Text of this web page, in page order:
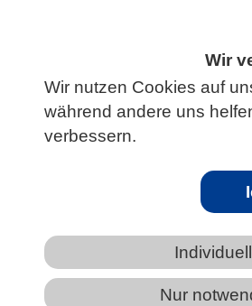
Wir
Wir nutzen Cookies auf
während andere uns
verbessern.
Nur
LANDESVERBÄNDE
der Eisbedeckung
Erstmals vergleichende Studie
Bodentieren in der Antarktis